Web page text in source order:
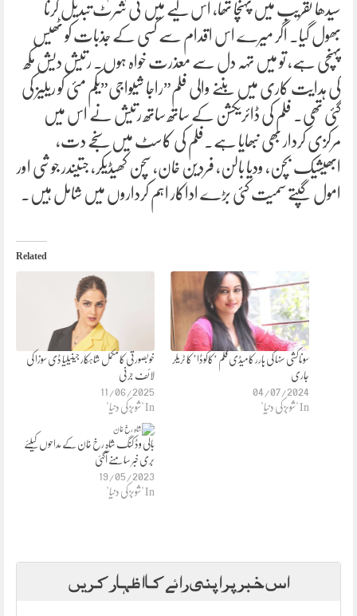
سیدھا تقریب میں پہنچا تھا، اس لیے میں ٹی شرٹ تبدیل کرنا
بھول گیا۔ اگر میرے اس اقدام سے کسی کے جذبات کو ٹھیس
پہنچی ہے، تو میں تہہ دل سے معذرت خواہ ہوں۔ رتیش دیش مکھ
کی ہدایت کاری میں بننے والی فلم”راجا شیواجی”یکم مئی کو ریلیز کی
گئی تھی۔ فلم کی ڈائریکشن کے ساتھ ساتھ رتیش نے اس میں
مرکزی کردار بھی نبھایا ہے۔فلم کی کاسٹ میں سنجے دت،
ابھیشیک بچن، ودیا بالن، فردین خان، سچن کھیڈیکر، جتیندر جوشی اور
امول گپتے سمیت کئی بڑے اداکار اہم کرداروں میں شامل ہیں۔
Related
خوبصورتی کا مکمل شاہکار جینیلیا ڈی سوزا کی
لائف جرنی
11/06/2025
In "شوبز کی دنیا"
سوناکشی سنہا کی ہارر کامیڈی فلم ‘کاکوڈا’ کا ٹریلر
جاری
04/07/2024
In "شوبز کی دنیا"
بالی وڈ کنگ شاہ رخ خان کے مداحوں کیلئے
بری خبر سامنے آگئی
19/05/2023
In "شوبز کی دنیا"
اس خبر پر اپنی رائے کا اظہار کریں